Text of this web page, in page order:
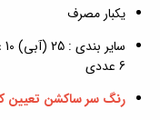
یکبار مصرف
6 عددی
رنگ سر ساکشن تعیین